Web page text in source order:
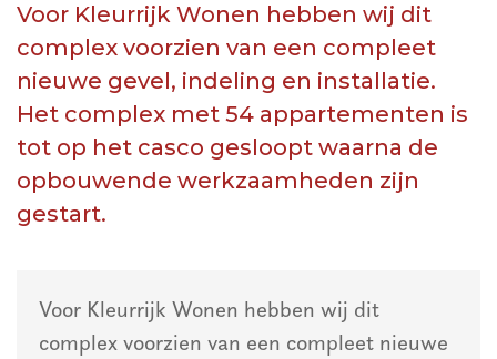
Voor Kleurrijk Wonen hebben wij dit
complex voorzien van een compleet
nieuwe gevel, indeling en installatie.
Het complex met 54 appartementen is
tot op het casco gesloopt waarna de
opbouwende werkzaamheden zijn
gestart.
Voor Kleurrijk Wonen hebben wij dit
complex voorzien van een compleet nieuwe